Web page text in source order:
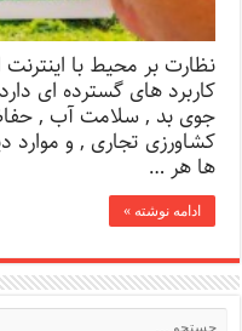
کاربرد های گسترده ای
جوی بد , سلامت آب ,
کشاورزی تجاری , و موارد
ها هر …
ادامه نوشته »